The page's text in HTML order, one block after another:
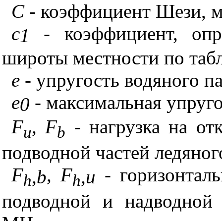
С- коэффициент Шези,
c1
- коэффициент,
широты местности по
е- упругость водяного
е0 - максимальная
Fu, Fb - нагрузка на
подводной частей
Fh,b, Fh,u -
подводной и надводной